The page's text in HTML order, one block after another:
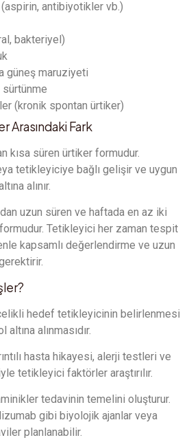
antibiyotikler vb.)
bakteriyel)
güneş maruziyeti
(kronik spontan ürtiker)
Arasındaki Fark
kısa süren ürtiker formudur.
tetikleyiciye bağlı gelişir ve uygun
alınır.
uzun süren ve haftada en az iki
Tetikleyici her zaman tespit
kapsamlı değerlendirme ve uzun
hedef tetikleyicinin belirlenmesi
alınmasıdır.
hasta hikayesi, alerji testleri ve
tetikleyici faktörler araştırılır.
tedavinin temelini oluşturur.
gibi biyolojik ajanlar veya
planlanabilir.